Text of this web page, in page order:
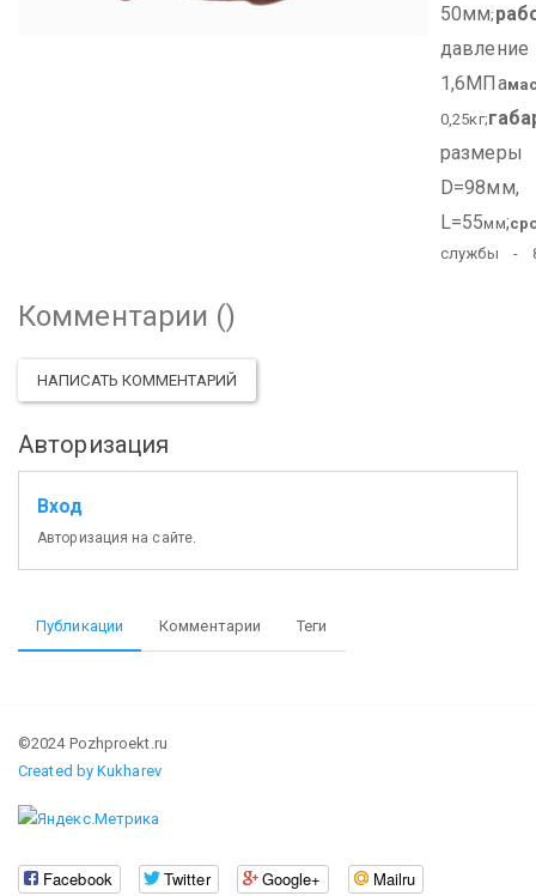
50мм;
1,6МПа
0,25кг;
размеры
D=98мм,
L=55мм;
службы -
Комментарии ()
НАПИСАТЬ КОММЕНТАРИЙ
Авторизация
Вход
Авторизация на сайте.
Публикации Комментарии Теги
©2024 Pozhproekt.ru
Created by Kukharev
Facebook Twitter Google+ Mailru